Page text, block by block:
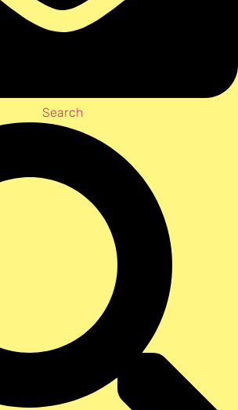
Search